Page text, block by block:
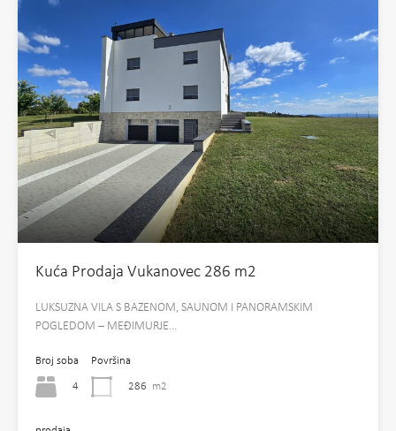
Kuća Prodaja Vukanovec 286 m2
LUKSUZNA VILA S BAZENOM, SAUNOM I PANORAMSKIM
POGLEDOM – MEĐIMURJE…
Broj soba
4
Površina
286 m2